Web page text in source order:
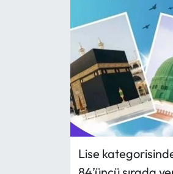
Lise
İskilip Haberleri
Kargı Haberleri
Kimdir?
Kültür Sanat
Laçin Haberleri